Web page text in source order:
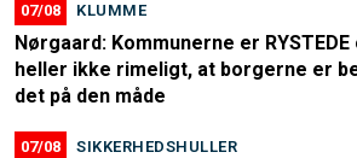
07/08 KLUMME
Nørgaard: Kommunerne er
heller ikke rimeligt, at borgerne er
det på den måde
07/08 SIKKERHEDSHULLER